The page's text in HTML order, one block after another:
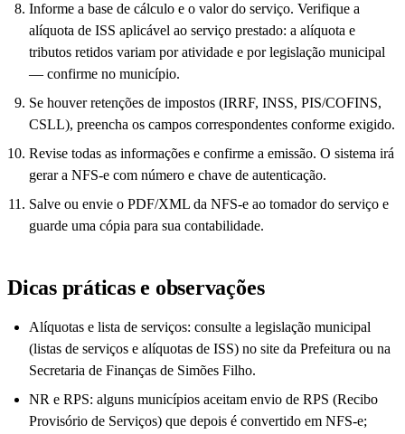
Informe a base de cálculo e o valor do serviço. Verifique a
alíquota de ISS aplicável ao serviço prestado: a alíquota e
tributos retidos variam por atividade e por legislação municipal
— confirme no município.
Se houver retenções de impostos (IRRF, INSS, PIS/COFINS,
CSLL), preencha os campos correspondentes conforme exigido.
Revise todas as informações e confirme a emissão. O sistema irá
gerar a NFS-e com número e chave de autenticação.
Salve ou envie o PDF/XML da NFS-e ao tomador do serviço e
guarde uma cópia para sua contabilidade.
Dicas práticas e observações
Alíquotas e lista de serviços: consulte a legislação municipal
(listas de serviços e alíquotas de ISS) no site da Prefeitura ou na
Secretaria de Finanças de Simões Filho.
NR e RPS: alguns municípios aceitam envio de RPS (Recibo
Provisório de Serviços) que depois é convertido em NFS-e;